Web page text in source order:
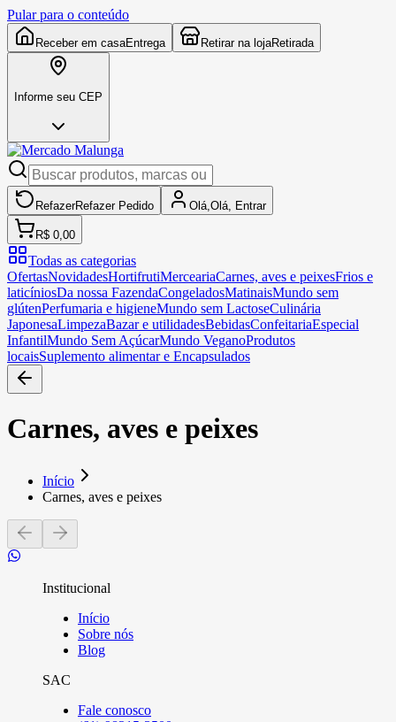
Pular para o conteúdo
Receber em casaEntrega Retirar na lojaRetirada
Informe seu CEP
RefazerRefazer Pedido Olá, Olá, Entrar
R$ 0,00
Todas as categorias
OfertasNovidadesHortifrutiMerceariaCarnes, aves e peixesFrios e
laticíniosDa nossa FazendaCongeladosMatinaisMundo sem
glútenPerfumaria e higieneMundo sem LactoseCulinária
JaponesaLimpezaBazar e utilidadesBebidasConfeitariaEspecial
InfantilMundo Sem AçúcarMundo VeganoProdutos
locaisSuplemento alimentar e Encapsulados
Carnes, aves e peixes
Início
Carnes, aves e peixes
Institucional
Início
Sobre nós
Blog
SAC
Fale conosco